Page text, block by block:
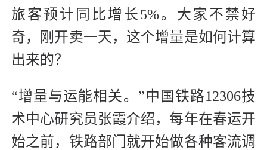
旅客预计同比增长5%。大家不禁好
奇，刚开卖一天，这个增量是如何计算
出来的？
“增量与运能相关。”中国铁路12306技
术中心研究员张霞介绍，每年在春运开
始之前，铁路部门就开始做各种客流调